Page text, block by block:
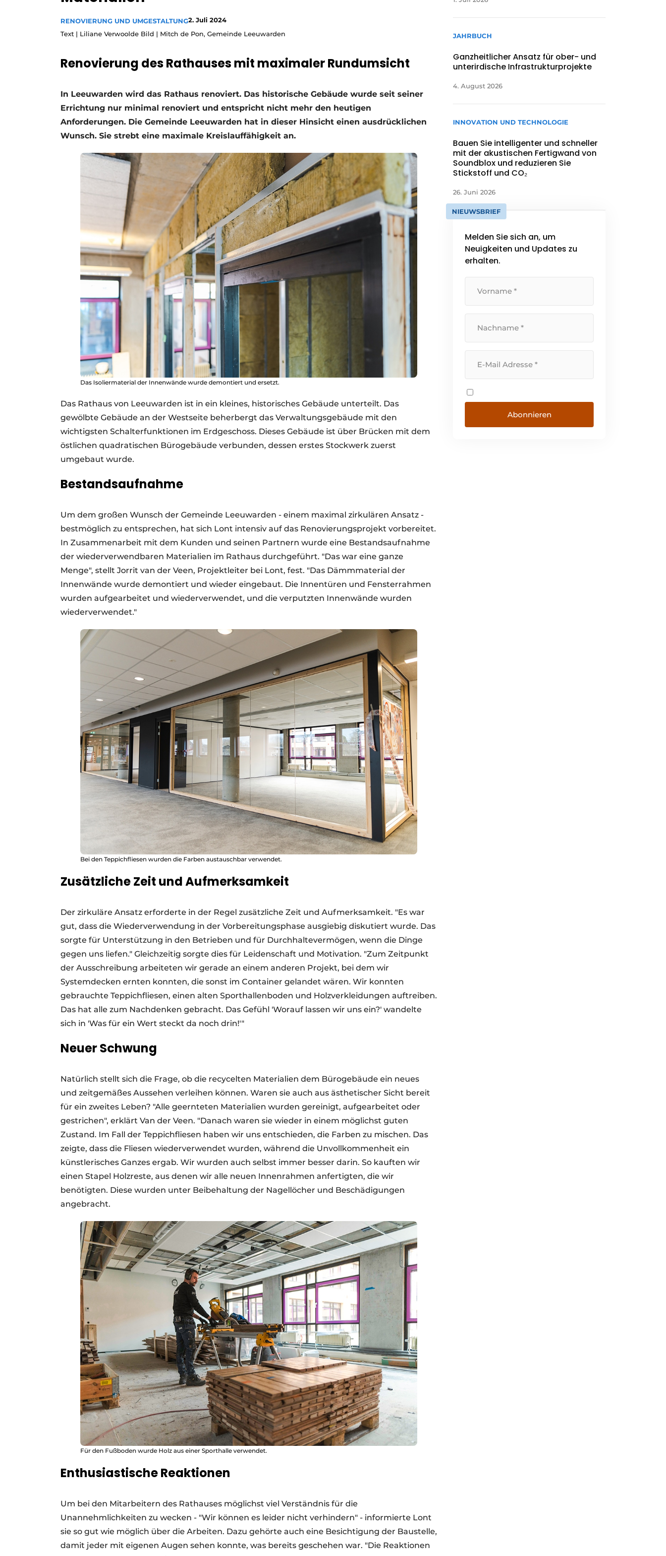
Ein Stellenangebot registrieren
Videos
RENOVIERUNG UND UMGESTALTUNG2. Juli 2024
Text | Liliane Verwoolde Bild | Mitch de Pon, Gemeinde Leeuwarden
Renovierung des Rathauses mit maximaler Rundumsicht
In Leeuwarden wird das Rathaus renoviert. Das historische Gebäude wurde seit seiner
Errichtung nur minimal renoviert und entspricht nicht mehr den heutigen
Anforderungen. Die Gemeinde Leeuwarden hat in dieser Hinsicht einen ausdrücklichen
Wunsch. Sie strebt eine maximale Kreislauffähigkeit an.
Das Isoliermaterial der Innenwände wurde demontiert und ersetzt.
Das Rathaus von Leeuwarden ist in ein kleines, historisches Gebäude unterteilt. Das
gewölbte Gebäude an der Westseite beherbergt das Verwaltungsgebäude mit den
wichtigsten Schalterfunktionen im Erdgeschoss. Dieses Gebäude ist über Brücken mit dem
östlichen quadratischen Bürogebäude verbunden, dessen erstes Stockwerk zuerst
umgebaut wurde.
Bestandsaufnahme
Um dem großen Wunsch der Gemeinde Leeuwarden - einem maximal zirkulären Ansatz -
bestmöglich zu entsprechen, hat sich Lont intensiv auf das Renovierungsprojekt vorbereitet.
In Zusammenarbeit mit dem Kunden und seinen Partnern wurde eine Bestandsaufnahme
der wiederverwendbaren Materialien im Rathaus durchgeführt. "Das war eine ganze
Menge", stellt Jorrit van der Veen, Projektleiter bei Lont, fest. "Das Dämmmaterial der
Innenwände wurde demontiert und wieder eingebaut. Die Innentüren und Fensterrahmen
wurden aufgearbeitet und wiederverwendet, und die verputzten Innenwände wurden
wiederverwendet."
Bei den Teppichfliesen wurden die Farben austauschbar verwendet.
Zusätzliche Zeit und Aufmerksamkeit
Der zirkuläre Ansatz erforderte in der Regel zusätzliche Zeit und Aufmerksamkeit. "Es war
gut, dass die Wiederverwendung in der Vorbereitungsphase ausgiebig diskutiert wurde. Das
sorgte für Unterstützung in den Betrieben und für Durchhaltevermögen, wenn die Dinge
gegen uns liefen." Gleichzeitig sorgte dies für Leidenschaft und Motivation. "Zum Zeitpunkt
der Ausschreibung arbeiteten wir gerade an einem anderen Projekt, bei dem wir
Systemdecken ernten konnten, die sonst im Container gelandet wären. Wir konnten
gebrauchte Teppichfliesen, einen alten Sporthallenboden und Holzverkleidungen auftreiben.
Das hat alle zum Nachdenken gebracht. Das Gefühl 'Worauf lassen wir uns ein?' wandelte
sich in 'Was für ein Wert steckt da noch drin!'"
Neuer Schwung
Natürlich stellt sich die Frage, ob die recycelten Materialien dem Bürogebäude ein neues
und zeitgemäßes Aussehen verleihen können. Waren sie auch aus ästhetischer Sicht bereit
für ein zweites Leben? "Alle geernteten Materialien wurden gereinigt, aufgearbeitet oder
gestrichen", erklärt Van der Veen. "Danach waren sie wieder in einem möglichst guten
Zustand. Im Fall der Teppichfliesen haben wir uns entschieden, die Farben zu mischen. Das
zeigte, dass die Fliesen wiederverwendet wurden, während die Unvollkommenheit ein
künstlerisches Ganzes ergab. Wir wurden auch selbst immer besser darin. So kauften wir
einen Stapel Holzreste, aus denen wir alle neuen Innenrahmen anfertigten, die wir
benötigten. Diese wurden unter Beibehaltung der Nagellöcher und Beschädigungen
angebracht.
Für den Fußboden wurde Holz aus einer Sporthalle verwendet.
Enthusiastische Reaktionen
Um bei den Mitarbeitern des Rathauses möglichst viel Verständnis für die
Unannehmlichkeiten zu wecken - "Wir können es leider nicht verhindern" - informierte Lont
sie so gut wie möglich über die Arbeiten. Dazu gehörte auch eine Besichtigung der Baustelle,
damit jeder mit eigenen Augen sehen konnte, was bereits geschehen war. "Die Reaktionen
JAHRBUCH
Ganzheitlicher Ansatz für ober- und
unterirdische Infrastrukturprojekte
4. August 2026
INNOVATION UND TECHNOLOGIE
Bauen Sie intelligenter und schneller
mit der akustischen Fertigwand von
Soundblox und reduzieren Sie
Stickstoff und CO₂
26. Juni 2026
NIEUWSBRIEF
Melden Sie sich an, um
Neuigkeiten und Updates zu
erhalten.